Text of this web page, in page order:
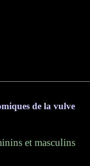
de la vulve
et masculins